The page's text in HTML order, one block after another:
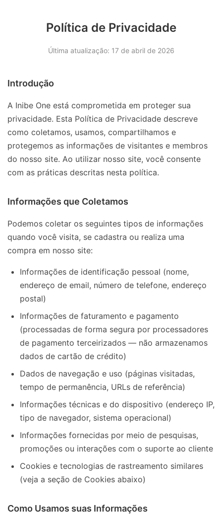
Política de Privacidade
Última atualização: 17 de abril de 2026
Introdução
A Inibe One está comprometida em proteger sua
privacidade. Esta Política de Privacidade descreve
como coletamos, usamos, compartilhamos e
protegemos as informações de visitantes e membros
do nosso site. Ao utilizar nosso site, você consente
com as práticas descritas nesta política.
Informações que Coletamos
Podemos coletar os seguintes tipos de informações
quando você visita, se cadastra ou realiza uma
compra em nosso site:
Informações de identificação pessoal (nome,
endereço de email, número de telefone, endereço
postal)
Informações de faturamento e pagamento
(processadas de forma segura por processadores
de pagamento terceirizados — não armazenamos
dados de cartão de crédito)
Dados de navegação e uso (páginas visitadas,
tempo de permanência, URLs de referência)
Informações técnicas e do dispositivo (endereço IP,
tipo de navegador, sistema operacional)
Informações fornecidas por meio de pesquisas,
promoções ou interações com o suporte ao cliente
Cookies e tecnologias de rastreamento similares
(veja a seção de Cookies abaixo)
Como Usamos suas Informações